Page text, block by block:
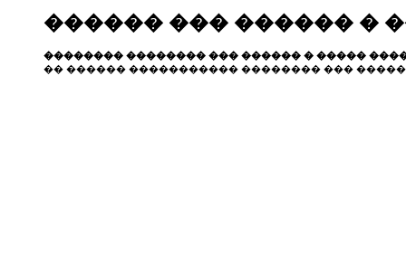
������ ��� ������ �
�������� �������� ��� ������ � �����
�� ������ ����������� �������� ���